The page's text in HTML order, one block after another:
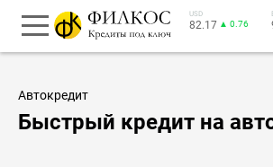
USD
82.17 ▲ 0.76
Автокредит
Быстрый кредит на